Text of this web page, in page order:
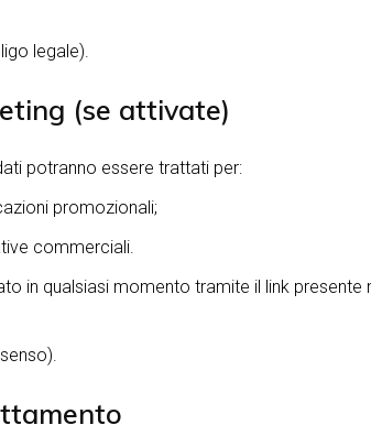
legale).
(se attivate)
potranno essere trattati per:
promozionali;
commerciali.
in qualsiasi momento tramite il link